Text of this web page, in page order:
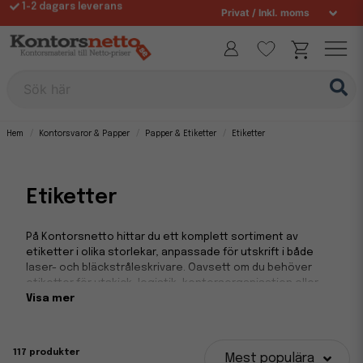
Fri frakt över 995 kr
Hem Kontorsvaror & Papper Papper & Etiketter Etiketter
Etiketter
På Kontorsnetto hittar du ett komplett sortiment av
etiketter i olika storlekar, anpassade för utskrift i både
laser- och bläckstråleskrivare. Oavsett om du behöver
etiketter för utskick, logistik, kontorsorganisation eller
produktmärkning, finns här alternativ som möter både
Etiketterna är självhäftande, levereras på ark i A4-format
Visa mer
117 produkter Mest populära